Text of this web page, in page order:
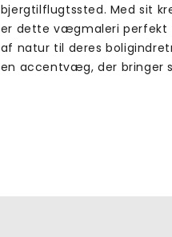
bjergtilflugtssted. Med sit
er dette vægmaleri perfekt
af natur til deres
en accentvæg, der bringer